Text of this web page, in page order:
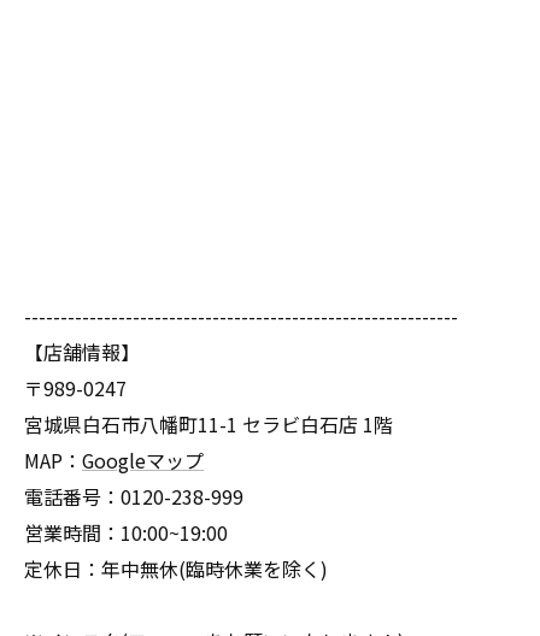
------------------------------------------------------------
【店舗情報】
〒989-0247
宮城県白石市八幡町11-1 セラビ白石店 1階
MAP： Googleマップ
電話番号：0120-238-999
営業時間：10:00~19:00
定休日：年中無休(臨時休業を除く)